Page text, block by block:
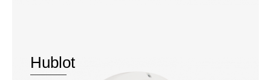
Hublot